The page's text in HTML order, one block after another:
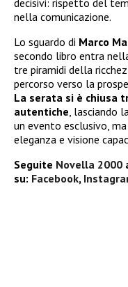
decisivi: rispetto del
nella comunicazione.
Lo sguardo di Marco
secondo libro entra
tre piramidi della
percorso verso la
La serata si è chiusa
autentiche, lasciando
un evento esclusivo,
eleganza e visione
Seguite Novella 2000
su: Facebook,